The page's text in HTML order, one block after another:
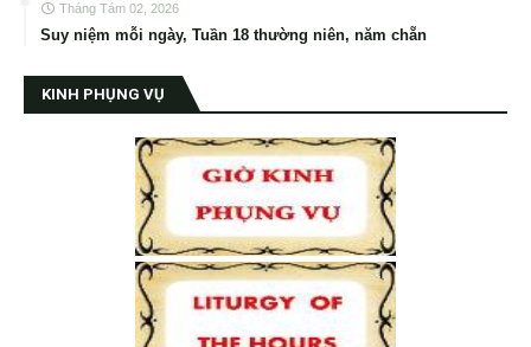
Tháng Tám 02, 2026
Suy niệm mỗi ngày, Tuần 18 thường niên, năm chẵn
KINH PHỤNG VỤ